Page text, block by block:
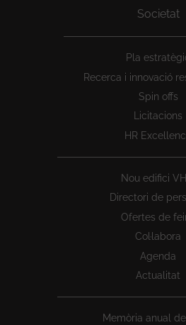
Societat
Pla
Recerca i innovació
Spin offs
Licitacions
HR
Nou edifici
Directori de
Ofertes de
Col·labora
Agenda
Actualitat
Memòria anual